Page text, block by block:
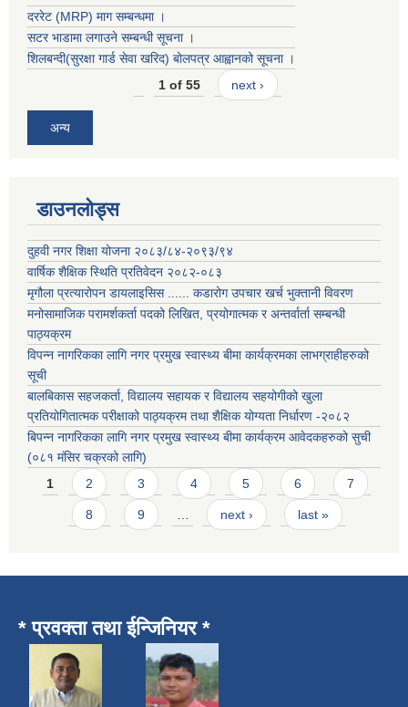
दररेट (MRP) माग सम्बन्धमा ।
सटर भाडामा लगाउने सम्बन्धी सूचना ।
शिलबन्दी(सुरक्षा गार्ड सेवा खरिद) बोलपत्र आह्वानको सूचना ।
1 of 55
next ›
अन्य
डाउनलोड्स
दुहवी नगर शिक्षा योजना २०८३/८४-२०९३/९४
वार्षिक शैक्षिक स्थिति प्रतिवेदन २०८२-०८३
मृगौला प्रत्यारोपन डायलाइसिस ...... कडारोग उपचार खर्च भुक्तानी विवरण
मनोसामाजिक परामर्शकर्ता पदको लिखित, प्रयोगात्मक र अन्तर्वार्ता सम्बन्धी
पाठ्यक्रम
विपन्न नागरिकका लागि नगर प्रमुख स्वास्थ्य बीमा कार्यक्रमका लाभग्राहीहरुको
सूची
बालबिकास सहजकर्ता, विद्यालय सहायक र विद्यालय सहयोगीको खुला
प्रतियोगितात्मक परीक्षाको पाठ्यक्रम तथा शैक्षिक योग्यता निर्धारण -२०८२
बिपन्न नागरिकका लागि नगर प्रमुख स्वास्थ्य बीमा कार्यक्रम आवेदकहरुको सुची
(०८१ मंसिर चक्रको लागि)
Pages
1 2 3 4 5 6 7
8 9 next › last »
* प्रवक्ता तथा ईन्जिनियर *